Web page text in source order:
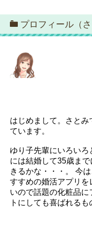
プロフィール（さ
はじめまして。さと
ています。
ゆり子先輩にいろい
には結婚して35歳ま
きるかな・・・。 今
すすめの婚活アプリを
いので話題の化粧品
トにしても喜ばれる